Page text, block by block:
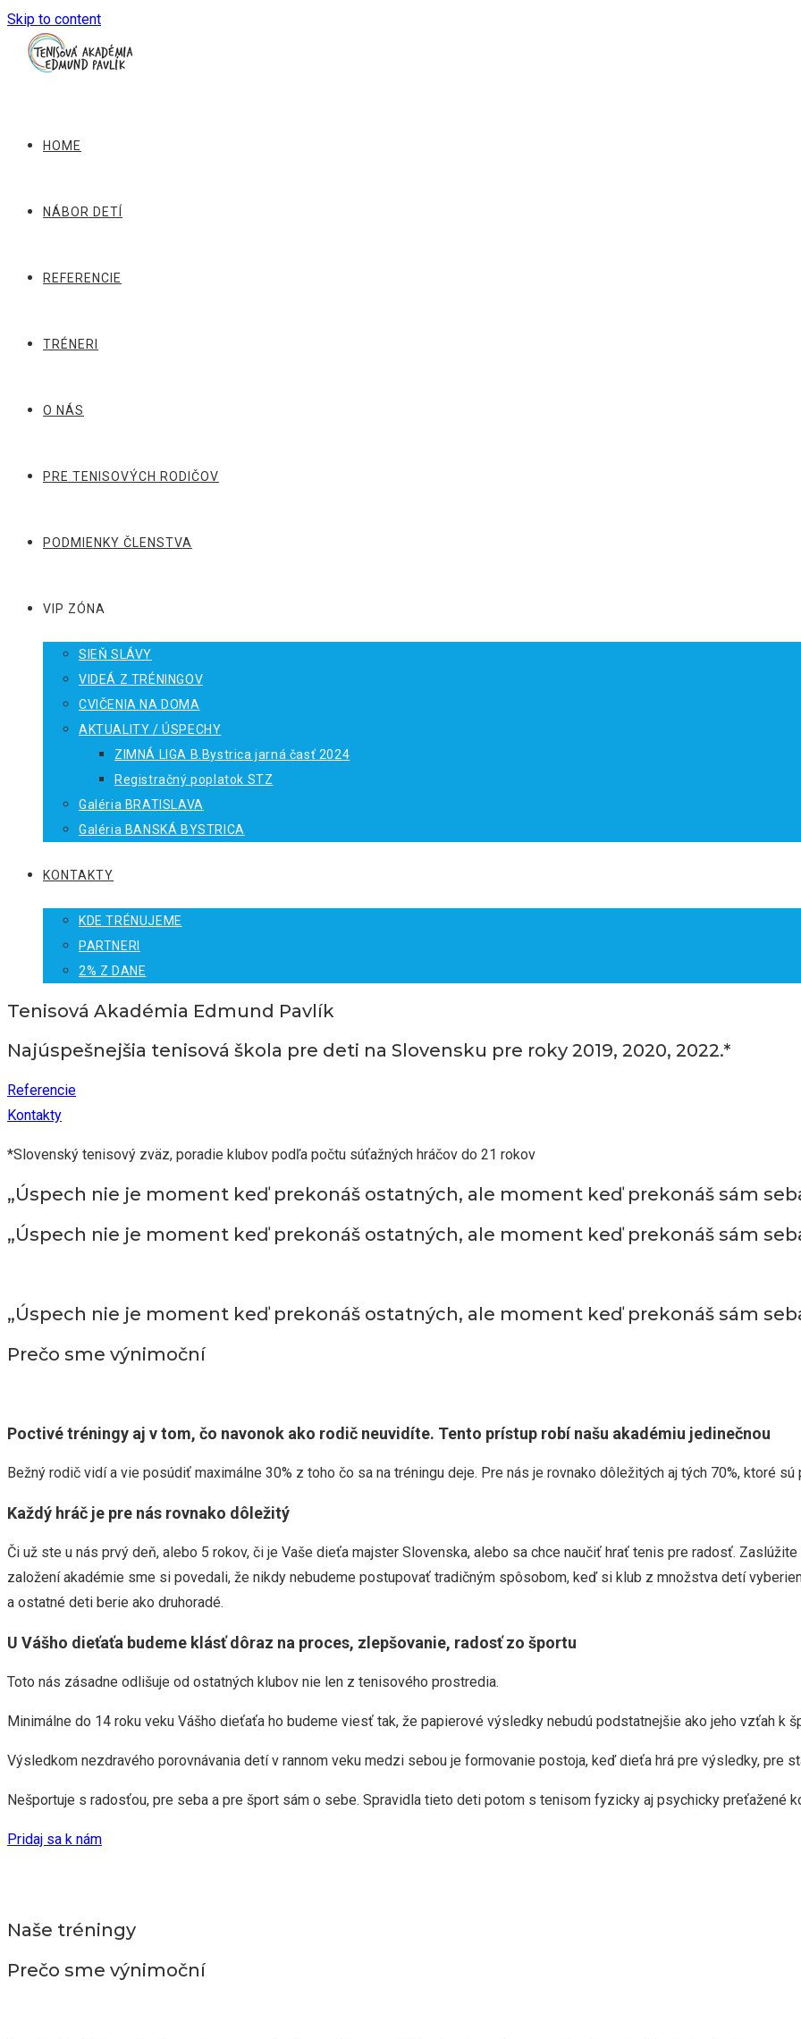
Skip to content
HOME
NÁBOR DETÍ
REFERENCIE
TRÉNERI
O NÁS
PRE TENISOVÝCH RODIČOV
PODMIENKY ČLENSTVA
VIP ZÓNA
SIEŇ SLÁVY
VIDEÁ Z TRÉNINGOV
CVIČENIA NA DOMA
AKTUALITY / ÚSPECHY
ZIMNÁ LIGA B.Bystrica jarná časť 2024
Registračný poplatok STZ
Galéria BRATISLAVA
Galéria BANSKÁ BYSTRICA
KONTAKTY
KDE TRÉNUJEME
PARTNERI
2% Z DANE
Tenisová Akadémia Edmund Pavlík
Najúspešnejšia tenisová škola pre deti na Slovensku pre roky 2019, 2020, 2022.*
Referencie
Kontakty
*Slovenský tenisový zväz, poradie klubov podľa počtu súťažných hráčov do 21 rokov
„Úspech nie je moment keď prekonáš ostatných, ale moment keď prekonáš sám
„Úspech nie je moment keď prekonáš ostatných, ale moment keď prekonáš sám
„Úspech nie je moment keď prekonáš ostatných, ale moment keď prekonáš sám
Prečo sme výnimoční
Poctivé tréningy aj v tom, čo navonok ako rodič neuvidíte. Tento prístup robí našu akadémiu jedinečnou
Bežný rodič vidí a vie posúdiť maximálne 30% z toho čo sa na tréningu deje. Pre nás je rovnako dôležitých aj tých 70%, ktoré
Každý hráč je pre nás rovnako dôležitý
Či už ste u nás prvý deň, alebo 5 rokov, či je Vaše dieťa majster Slovenska, alebo sa chce naučiť hrať tenis pre radosť.
založení akadémie sme si povedali, že nikdy nebudeme postupovať tradičným spôsobom, keď si klub z množstva detí
a ostatné deti berie ako druhoradé.
U Vášho dieťaťa budeme klásť dôraz na proces, zlepšovanie, radosť zo športu
Toto nás zásadne odlišuje od ostatných klubov nie len z tenisového prostredia.
Minimálne do 14 roku veku Vášho dieťaťa ho budeme viesť tak, že papierové výsledky nebudú podstatnejšie ako jeho vzťah k
Výsledkom nezdravého porovnávania detí v rannom veku medzi sebou je formovanie postoja, keď dieťa hrá pre výsledky, pre
Nešportuje s radosťou, pre seba a pre šport sám o sebe. Spravidla tieto deti potom s tenisom fyzicky aj psychicky preťažené
Pridaj sa k nám
Naše tréningy
Prečo sme výnimoční